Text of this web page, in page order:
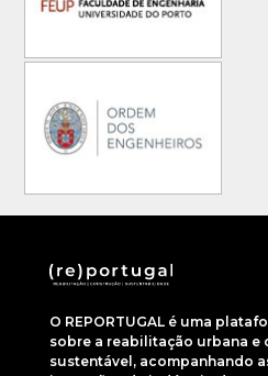
O REPORTUGAL é uma
sobre a reabilitação urbana e
sustentável, acompanhando